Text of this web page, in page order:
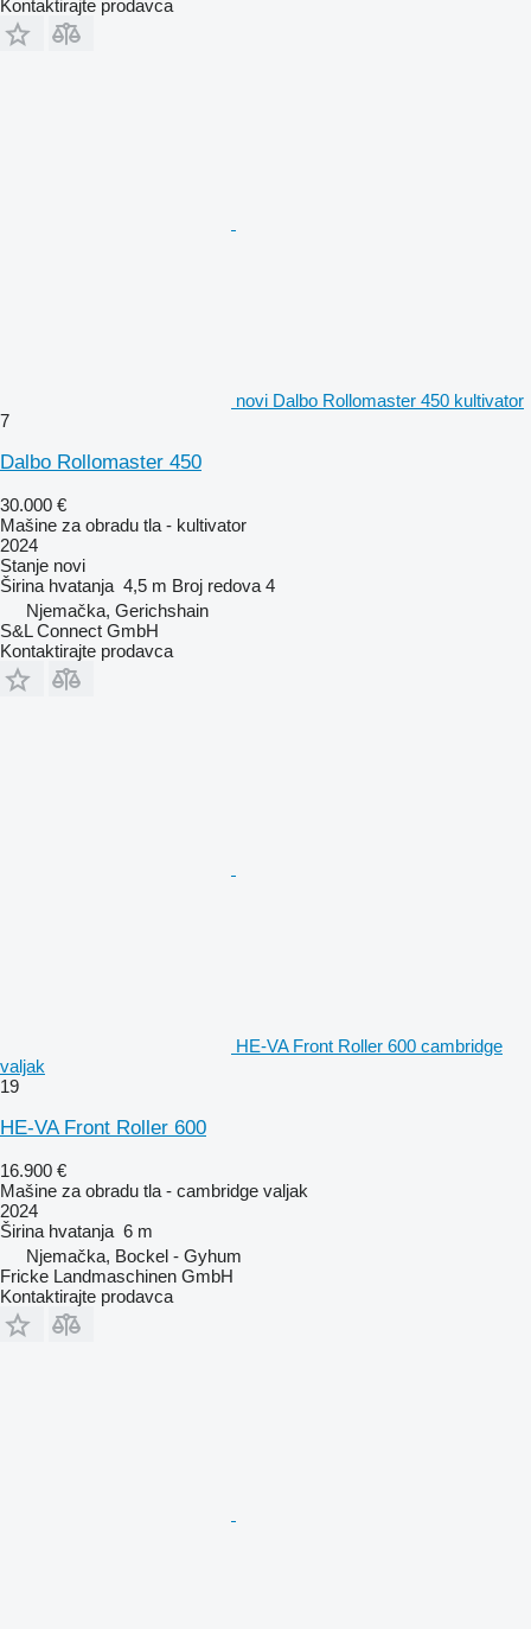
Kontaktirajte prodavca
novi Dalbo Rollomaster 450 kultivator
7
Dalbo Rollomaster 450
30.000 €
Mašine za obradu tla - kultivator
2024
Stanje novi
Širina hvatanja 4,5 m Broj redova 4
Njemačka, Gerichshain
S&L Connect GmbH
Kontaktirajte prodavca
HE-VA Front Roller 600 cambridge
valjak
19
HE-VA Front Roller 600
16.900 €
Mašine za obradu tla - cambridge valjak
2024
Širina hvatanja 6 m
Njemačka, Bockel - Gyhum
Fricke Landmaschinen GmbH
Kontaktirajte prodavca